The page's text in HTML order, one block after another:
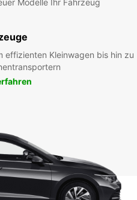
Modelle Ihr Fahrzeug
effizienten Kleinwagen bis hin zu